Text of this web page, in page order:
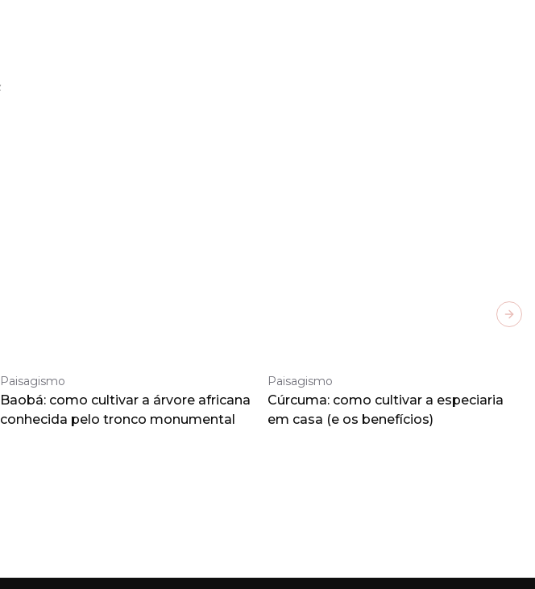
Paisagismo
Baobá: como cultivar a árvore africana
conhecida pelo tronco monumental
Paisagismo
Cúrcuma: como cultivar a especiaria
em casa (e os benefícios)